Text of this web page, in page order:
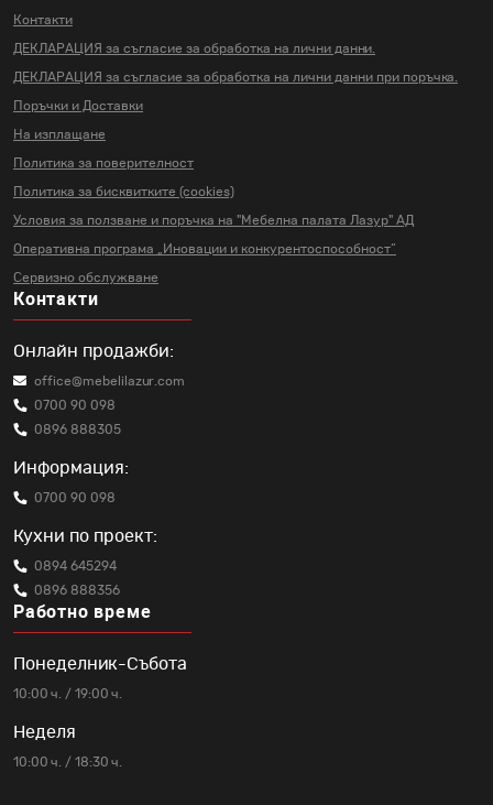
Контакти
ДЕКЛАРАЦИЯ за съгласие за обработка на лични данни.
ДЕКЛАРАЦИЯ за съгласие за обработка на лични данни при поръчка.
Поръчки и Доставки
На изплащане
Политика за поверителност
Политика за бисквитките (cookies)
Условия за ползване и поръчка на "Мебелна палата Лазур" АД
Оперативна програма „Иновации и конкурентоспособност“
Сервизно обслужване
Контакти
Онлайн продажби:
office@mebelilazur.com
0700 90 098
0896 888305
Информация:
0700 90 098
Кухни по проект:
0894 645294
0896 888356
Работно време
Понеделник-Събота
10:00 ч. / 19:00 ч.
Неделя
10:00 ч. / 18:30 ч.